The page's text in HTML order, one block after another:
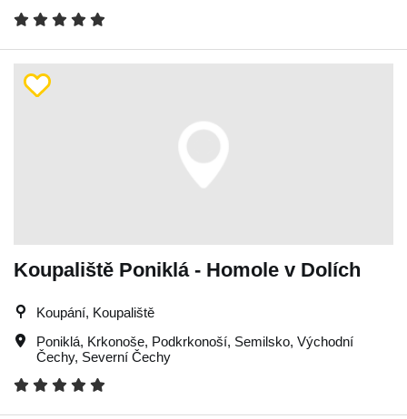
Koupaliště Poniklá - Homole v Dolích
Koupání, Koupaliště
Poniklá, Krkonoše, Podkrkonoší, Semilsko, Východní
Čechy, Severní Čechy